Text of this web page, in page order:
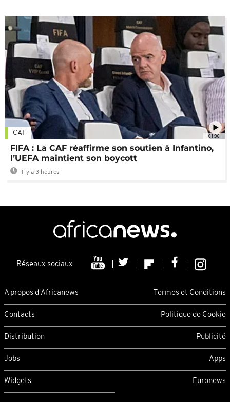
01:00
CAF
FIFA : La CAF réaffirme son soutien à Infantino,
l’UEFA maintient son boycott
Il y a 3 heures
Réseaux sociaux
A propos d'Africanews Termes et Conditions
Contacts Politique de Cookie
Distribution Publicité
Jobs Apps
Widgets Euronews